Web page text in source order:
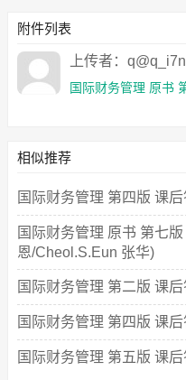
附件列表
上传者：
国际财务管理 原书
相似推荐
国际财务管理 第四版 课
国际财务管理 原书 第七
恩/Cheol.S.Eun 张华)
国际财务管理 第二版 课
国际财务管理 第四版 课
国际财务管理 第五版 课